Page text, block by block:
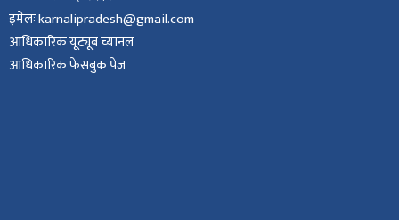
इमेलः karnalipradesh@gmail.com
आधिकारिक यूट्यूब च्यानल
आधिकारिक फेसबुक पेज